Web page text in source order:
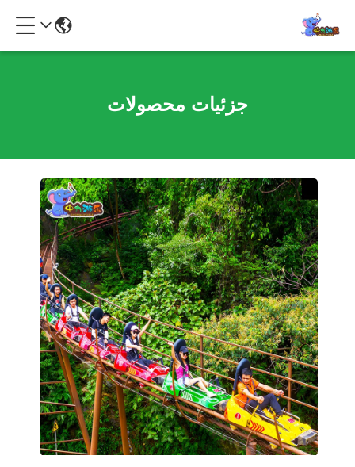
جزئیات محصولات